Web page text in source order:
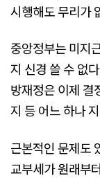
시행해도 무리가
중앙정부는 미지
지 신경 쓸 수 없
방재정은 이제 결
지 등 어느 하나
근본적인 문제도
교부세가 원래부